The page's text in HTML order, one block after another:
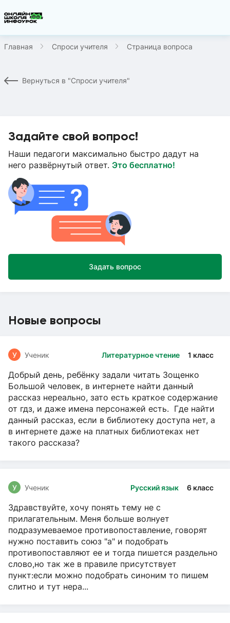
Главная Спроси учителя Страница вопроса
Вернуться в "Спроси учителя"
Задайте свой вопрос!
Наши педагоги максимально быстро дадут на
него развёрнутый ответ. Это бесплатно!
Задать вопрос
Новые вопросы
Литературное чтение 1 класс
У Ученик
Добрый день, ребёнку задали читать Зощенко
Большой человек, в интернете найти данный
рассказ нереально, зато есть краткое содержание
от гдз, и даже имена персонажей есть. Где найти
данный рассказ, если в библиотеку доступа нет, а
в интернете даже на платных библиотеках нет
такого рассказа?
Русский язык 6 класс
У Ученик
Здравствуйте, хочу понять тему не с
прилагательным. Меня больше волнует
подразумеваемое противопоставление, говорят
нужно поставить союз "а" и подобрать
противопоставляют ее и тогда пишется раздельно
слово,но так же в правиле присутствует
пункт:если можно подобрать синоним то пишем
слитно и тут нера...